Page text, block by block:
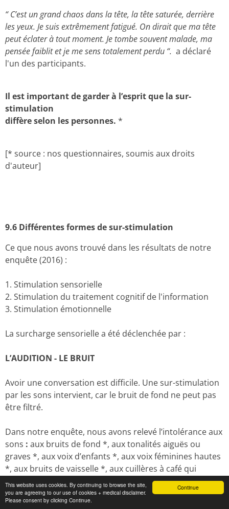
Continue
This website uses cookies. By continuing to browse the site,
you are agreeing to our use of cookies + medical disclaimer.
Please consent by clicking Continue.
“ C’est un grand chaos dans la tête, la tête saturée, derrière
les yeux. Je suis extrêmement fatigué. On dirait que ma tête
peut éclater à tout moment. Je tombe souvent malade, ma
pensée faiblit et je me sens totalement perdu “. a déclaré
l'un des participants.
Il est important de garder à l’esprit que la sur-
stimulation
diffère selon les personnes. *
[* source : nos questionnaires, soumis aux droits
d'auteur]
9.6 Différentes formes de sur-stimulation
Ce que nous avons trouvé dans les résultats de notre
enquête (2016) :
1. Stimulation sensorielle
2. Stimulation du traitement cognitif de l'information
3. Stimulation émotionnelle
La surcharge sensorielle a été déclenchée par :
L’AUDITION - LE BRUIT
Avoir une conversation est difficile. Une sur-stimulation
par les sons intervient, car le bruit de fond ne peut pas
être filtré.
Dans notre enquête, nous avons relevé l’intolérance aux
sons : aux bruits de fond *, aux tonalités aiguës ou
graves *, aux voix d’enfants *, aux voix féminines hautes
*, aux bruits de vaisselle *, aux cuillères à café qui
tournent dans la tasse *, etc. Il existe également des
irritations aux sons rythmiques *, par exemple les
tapotements d'un stylo *.